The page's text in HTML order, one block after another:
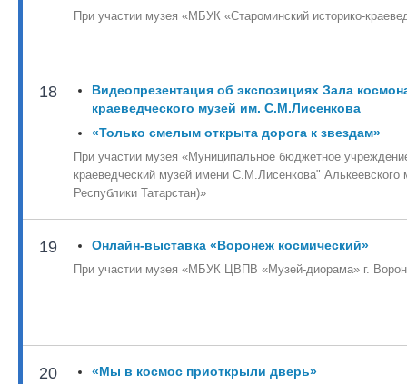
При участии музея «МБУК «Староминский историко-
18
Видеопрезентация об экспозициях Зала
краеведческого музей им. С.М.Лисенкова
«Только смелым открыта дорога к звездам»
При участии музея «Муниципальное бюджетное
краеведческий музей имени С.М.Лисенкова" Алькеевского
Республики Татарстан)»
19 Онлайн-выставка «Воронеж космический»
При участии музея «МБУК ЦВПВ «Музей-диорама» г.
20 «Мы в космос приоткрыли дверь»